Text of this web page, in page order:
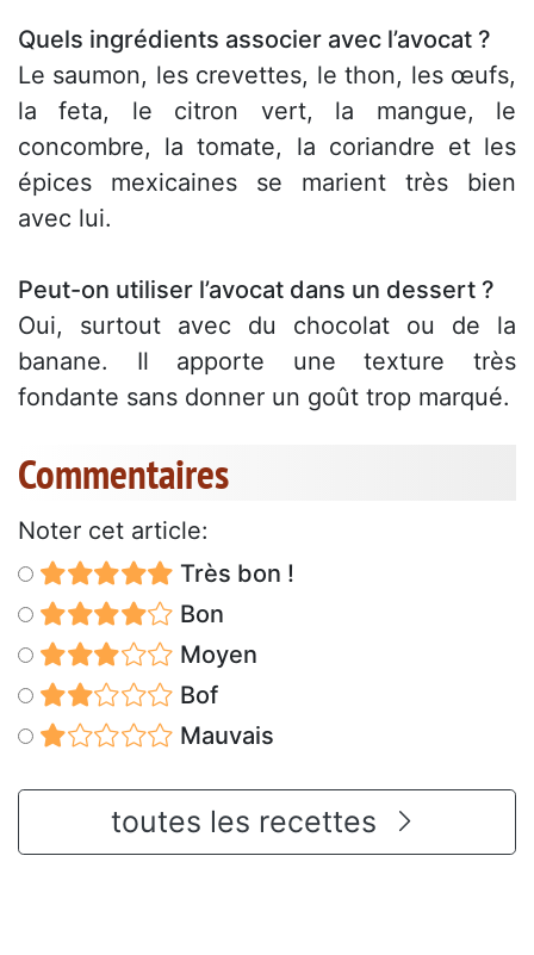
Quels ingrédients associer avec l’avocat ?
Le saumon, les crevettes, le thon, les œufs,
la feta, le citron vert, la mangue, le
concombre, la tomate, la coriandre et les
épices mexicaines se marient très bien
avec lui.
Peut-on utiliser l’avocat dans un dessert ?
Oui, surtout avec du chocolat ou de la
banane. Il apporte une texture très
fondante sans donner un goût trop marqué.
Commentaires
Noter cet article:
Très bon !
Bon
Moyen
Bof
Mauvais
toutes les recettes